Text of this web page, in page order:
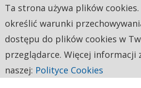
Ta strona używa plików cookies.
określić warunki
dostępu do plików cookies w
przeglądarce. Więcej informacji
naszej: Polityce Cookies